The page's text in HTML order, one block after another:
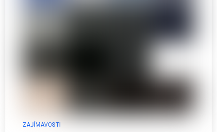
ZAJÍMAVOSTI